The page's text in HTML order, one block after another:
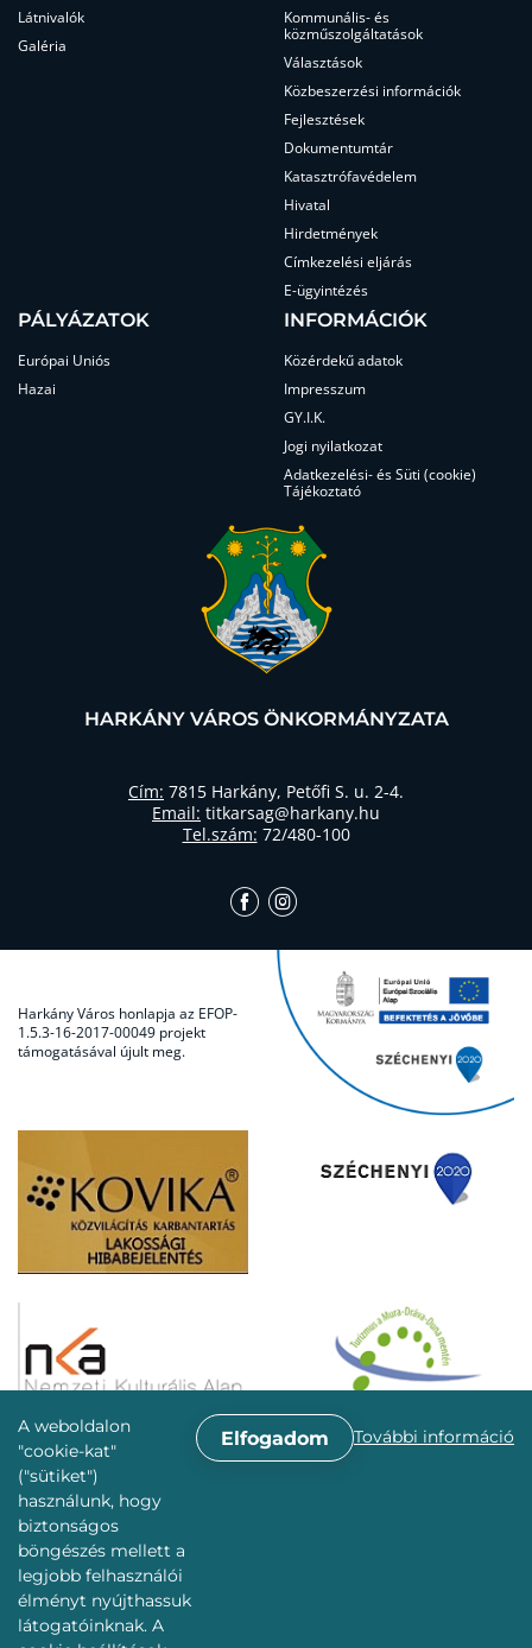
A weboldalon
"cookie-kat"
("sütiket")
használunk, hogy
biztonságos
böngészés mellett a
legjobb felhasználói
élményt nyújthassuk
látogatóinknak. A
Elfogadom További információ
Látnivalók
Galéria
Kommunális- és
közműszolgáltatások
Választások
Közbeszerzési információk
Fejlesztések
Dokumentumtár
Katasztrófavédelem
Hivatal
Hirdetmények
Címkezelési eljárás
E-ügyintézés
PÁLYÁZATOK
Európai Uniós
Hazai
INFORMÁCIÓK
Közérdekű adatok
Impresszum
GY.I.K.
Jogi nyilatkozat
Adatkezelési- és Süti (cookie)
Tájékoztató
HARKÁNY VÁROS ÖNKORMÁNYZATA
Cím: 7815 Harkány, Petőfi S. u. 2-4.
Email: titkarsag@harkany.hu
Tel.szám: 72/480-100
Harkány Város honlapja az EFOP-
1.5.3-16-2017-00049 projekt
támogatásával újult meg.